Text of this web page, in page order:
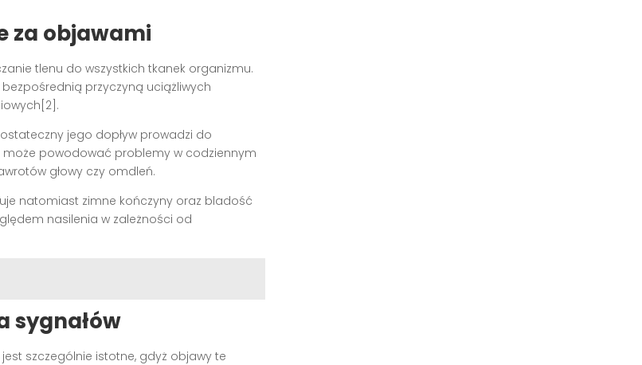
za objawami
tlenu do wszystkich tkanek organizmu.
bezpośrednią przyczyną uciążliwych
jego dopływ prowadzi do
może powodować problemy w codziennym
głowy czy omdleń.
natomiast zimne kończyny oraz bladość
nasilenia w zależności od
sygnałów
szczególnie istotne, gdyż objawy te